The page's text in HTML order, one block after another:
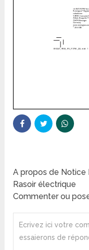
A propos de Notice
Rasoir électrique
Commenter ou